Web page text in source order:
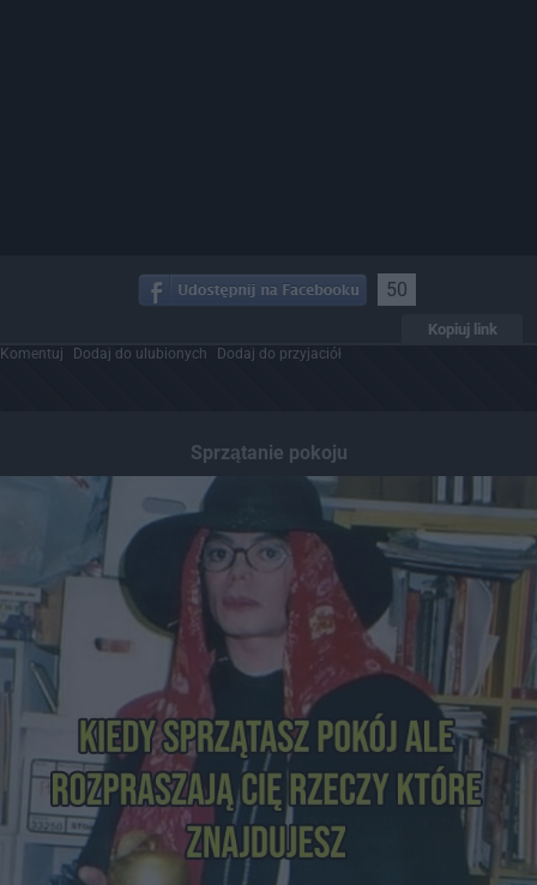
50
Kopiuj link
Komentuj Dodaj do ulubionych Dodaj do przyjaciół
Sprzątanie pokoju